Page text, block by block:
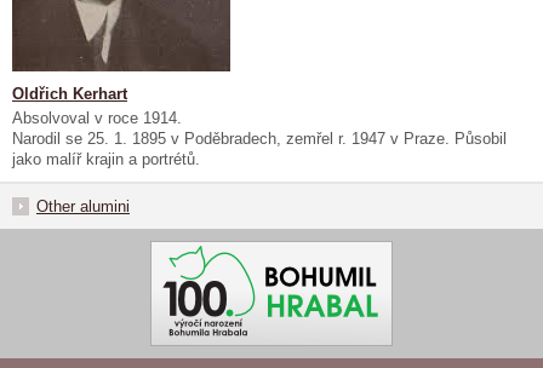
Oldřich Kerhart
Absolvoval v roce 1914.
Narodil se 25. 1. 1895 v Poděbradech, zemřel r. 1947 v Praze. Působil
jako malíř krajin a portrétů.
Other alumini